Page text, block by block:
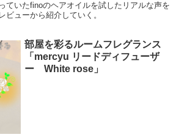
ていたfinoのヘアオイルを試したリアルな声を
ビューから紹介していく。
部屋を彩るルームフレグランス
「mercyu リードディフューザ
ー White rose」